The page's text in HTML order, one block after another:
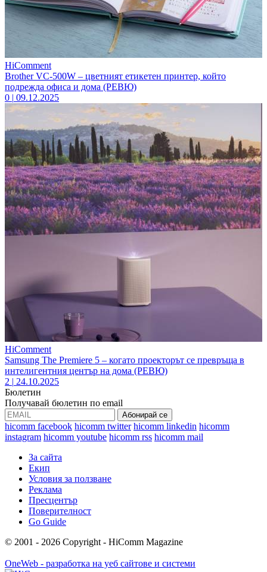
HiComment
Brother VC-500W – цветният етикетен принтер, който
подрежда офиса и дома (РЕВЮ)
0 | 09.12.2025
HiComment
Samsung The Premiere 5 – когато проекторът се превръща в
интелигентния център на дома (РЕВЮ)
2 | 24.10.2025
Бюлетин
Получавай бюлетин по email
hicomm facebook hicomm twitter hicomm linkedin hicomm
instagram hicomm youtube hicomm rss hicomm mail
За сайта
Екип
Условия за ползване
Реклама
Пресцентър
Поверителност
Go Guide
© 2001 - 2026 Copyright - HiComm Magazine
OneWeb - разработка на уеб сайтове и системи